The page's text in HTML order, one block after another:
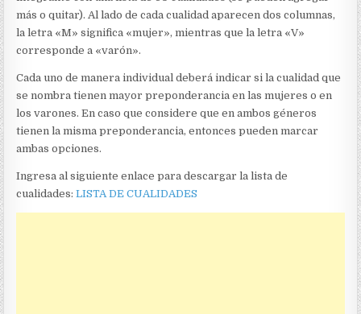
más o quitar). Al lado de cada cualidad aparecen dos columnas,
la letra «M» significa «mujer», mientras que la letra «V»
corresponde a «varón».
Cada uno de manera individual deberá indicar si la cualidad que
se nombra tienen mayor preponderancia en las mujeres o en
los varones. En caso que considere que en ambos géneros
tienen la misma preponderancia, entonces pueden marcar
ambas opciones.
Ingresa al siguiente enlace para descargar la lista de
cualidades:LISTA DE CUALIDADES